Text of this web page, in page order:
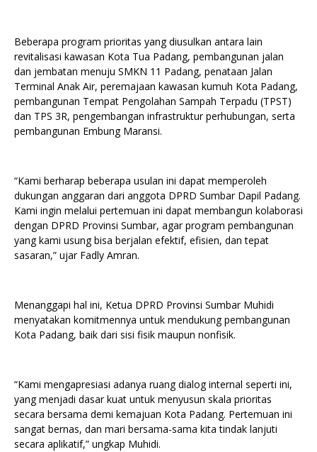
Beberapa program prioritas yang diusulkan antara lain
revitalisasi kawasan Kota Tua Padang, pembangunan jalan
dan jembatan menuju SMKN 11 Padang, penataan Jalan
Terminal Anak Air, peremajaan kawasan kumuh Kota Padang,
pembangunan Tempat Pengolahan Sampah Terpadu (TPST)
dan TPS 3R, pengembangan infrastruktur perhubungan, serta
pembangunan Embung Maransi.
“Kami berharap beberapa usulan ini dapat memperoleh
dukungan anggaran dari anggota DPRD Sumbar Dapil Padang.
Kami ingin melalui pertemuan ini dapat membangun kolaborasi
dengan DPRD Provinsi Sumbar, agar program pembangunan
yang kami usung bisa berjalan efektif, efisien, dan tepat
sasaran,” ujar Fadly Amran.
Menanggapi hal ini, Ketua DPRD Provinsi Sumbar Muhidi
menyatakan komitmennya untuk mendukung pembangunan
Kota Padang, baik dari sisi fisik maupun nonfisik.
“Kami mengapresiasi adanya ruang dialog internal seperti ini,
yang menjadi dasar kuat untuk menyusun skala prioritas
secara bersama demi kemajuan Kota Padang. Pertemuan ini
sangat bernas, dan mari bersama-sama kita tindak lanjuti
secara aplikatif,” ungkap Muhidi.